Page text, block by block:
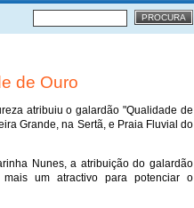
de Ouro
atribuiu o galardão "Qualidade de
Grande, na Sertã, e Praia Fluvial do
Nunes, a atribuição do galardão
um atractivo para potenciar o